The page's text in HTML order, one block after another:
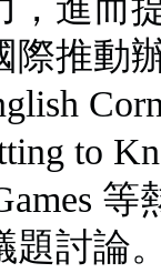
，進而
際推動
to
題討論